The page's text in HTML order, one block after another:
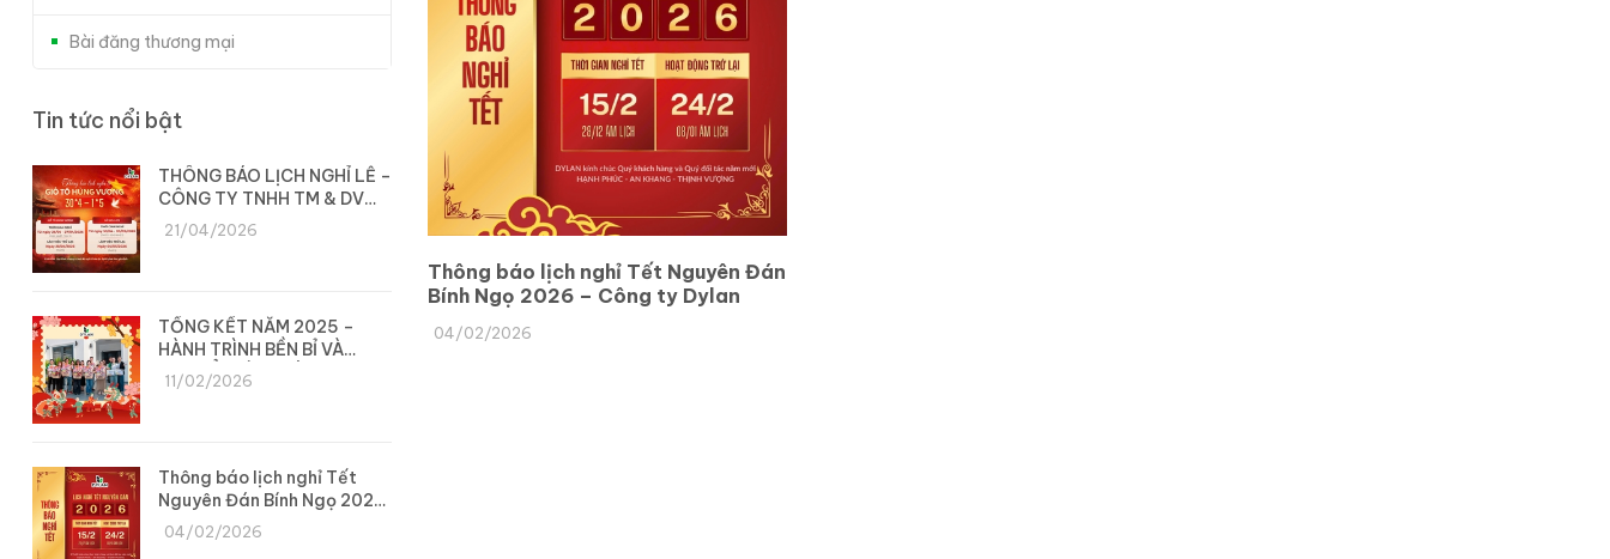
Thông báo lịch nghỉ Tết Nguyên Đán
Bính Ngọ 2026 – Công ty Dylan
04/02/2026
Bài đăng thương mại
Tin tức nổi bật
THÔNG BÁO LỊCH NGHỈ LỄ –
CÔNG TY TNHH TM & DV
DYLAN
21/04/2026
TỔNG KẾT NĂM 2025 –
HÀNH TRÌNH BỀN BỈ VÀ
CHUYỂN MÌNH CÙNG DYLAN
11/02/2026
Thông báo lịch nghỉ Tết
Nguyên Đán Bính Ngọ 2026
– Công ty Dylan
04/02/2026